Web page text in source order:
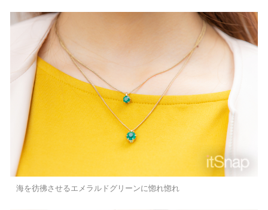
海を彷彿させるエメラルドグリーンに惚れ惚れ